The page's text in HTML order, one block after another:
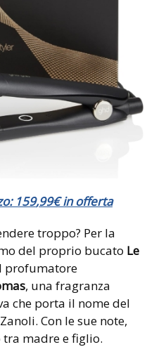
159,99€ in offerta
troppo? Per la
del proprio bucato Le
profumatore
, una fragranza
che porta il nome del
Con le sue note,
madre e figlio.